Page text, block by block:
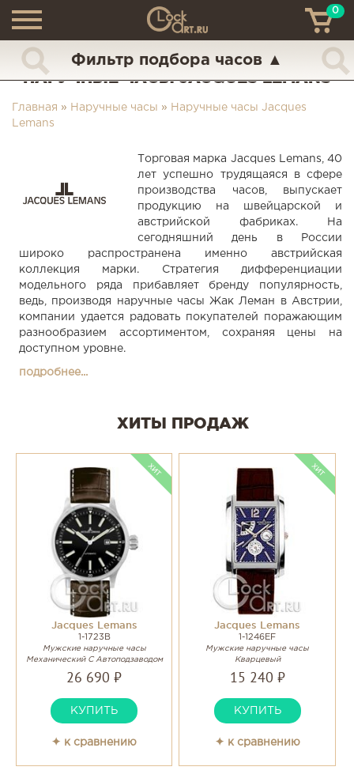
+7 (925) 517-68-49
ТН
0
Фильтр подбора часов ▲
НАРУЧНЫЕ ЧАСЫ JACQUES LEMANS
Главная » Наручные часы » Наручные часы Jacques
Lemans
Торговая марка Jacques Lemans, 40
лет успешно трудящаяся в сфере
производства часов, выпускает
продукцию на швейцарской и
австрийской фабриках. На
сегодняшний день в России
широко распространена именно австрийская
коллекция марки. Стратегия дифференциации
модельного ряда прибавляет бренду популярность,
ведь, производя наручные часы Жак Леман в Австрии,
компании удается радовать покупателей поражающим
разнообразием ассортиментом, сохраняя цены на
доступном уровне.
подробнее...
ХИТЫ ПРОДАЖ
Jacques Lemans
1-1723B
Мужские наручные часы
Механический С Автоподзаводом
26 690 ₽
КУПИТЬ
✦ к сравнению
Jacques Lemans
1-1246EF
Мужские наручные часы
Кварцевый
15 240 ₽
КУПИТЬ
✦ к сравнению